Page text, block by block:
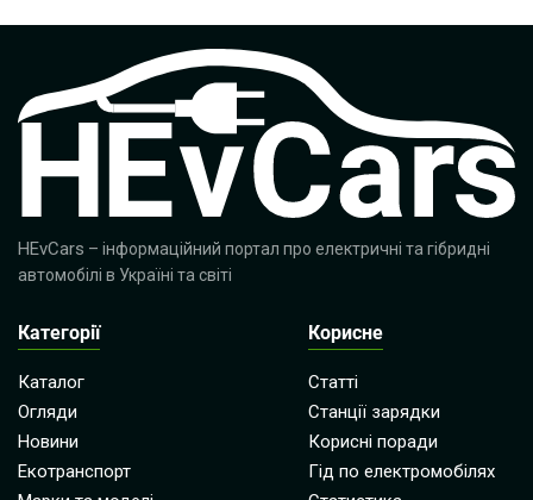
HEvCars – інформаційний портал про електричні та гібридні
автомобілі в Україні та світі
Категорії
Каталог
Огляди
Новини
Екотранспорт
Корисне
Статті
Станції зарядки
Корисні поради
Гід по електромобілях